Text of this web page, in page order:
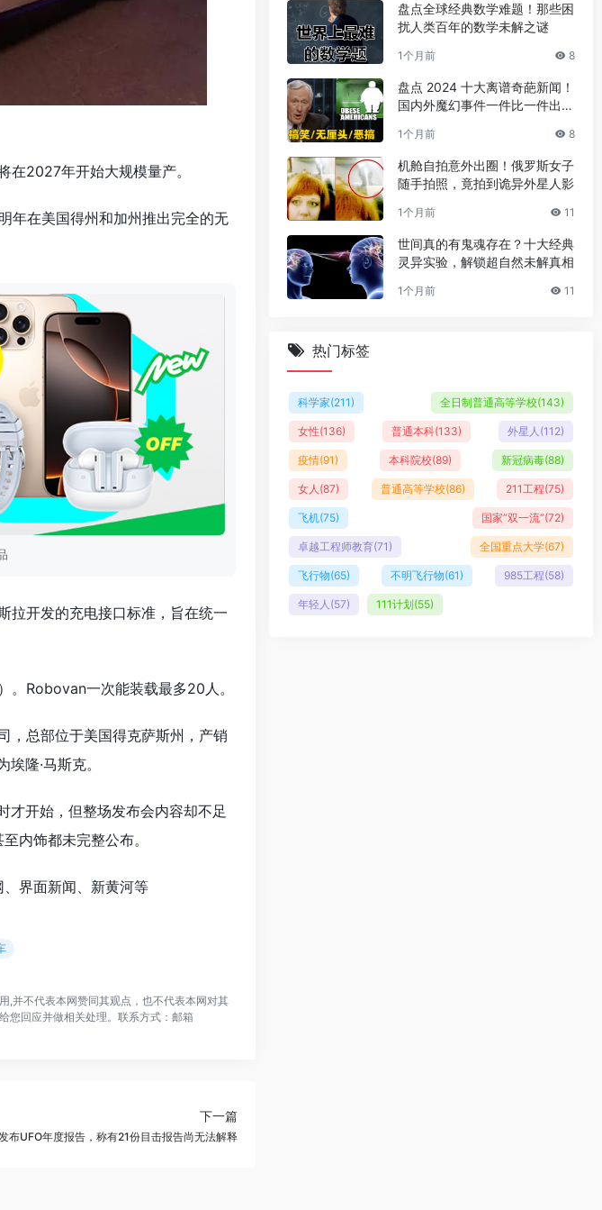
2027年开始大规模量产。
年在美国得州和加州推出完全的无
拉开发的充电接口标准，旨在统一
Robovan一次能装载最多20人。
，总部位于美国得克萨斯州，产销
隆·马斯克。
才开始，但整场发布会内容却不足
内饰都未完整公布。
界面新闻、新黄河等
,并不代表本网赞同其观点，也不代表本网对其
您回应并做相关处理。联系方式：邮箱
下一篇
布UFO年度报告，称有21份目击报告尚无法解释
盘点全球经典数学难题！那些困
扰人类百年的数学未解之谜
1个月前 8
盘点 2024 十大离谱奇葩新闻！
国内外魔幻事件一件比一件出人
1个月前 8
机舱自拍意外出圈！俄罗斯女子
随手拍照，竟拍到诡异外星人影
1个月前 11
世间真的有鬼魂存在？十大经典
灵异实验，解锁超自然未解真相
1个月前 11
热门标签
科学家(211) 全日制普通高等学校(143)
女性(136) 普通本科(133) 外星人 (112)
疫情(91) 本科院校(89) 新冠病毒(88)
女人 (87) 普通高等学校(86) 211工程(75)
飞机(75) 国家“双一流”(72)
卓越工程师教育(71) 全国重点大学(67)
飞行物(65) 不明飞行物(61) 985工程(58)
年轻人 (57) 111计划(55)